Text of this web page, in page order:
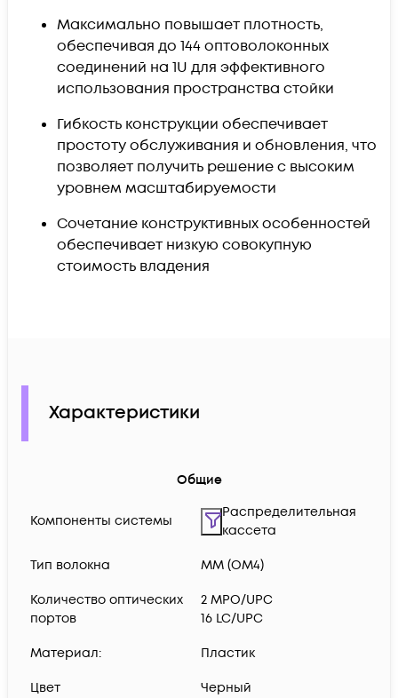
Максимально повышает плотность,
обеспечивая до 144 оптоволоконных
соединений на 1U для эффективного
использования пространства стойки
Гибкость конструкции обеспечивает
простоту обслуживания и обновления, что
позволяет получить решение с высоким
уровнем масштабируемости
Сочетание конструктивных особенностей
обеспечивает низкую совокупную
стоимость владения
Характеристики
Общие
Компоненты системы
Распределительная
кассета
Тип волокна MM (OM4)
Количество оптических
портов
2 MPO/UPC
16 LC/UPC
Материал: Пластик
Цвет Черный